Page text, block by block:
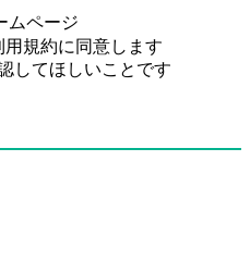
ムページ
用規約に同意します
してほしいことです